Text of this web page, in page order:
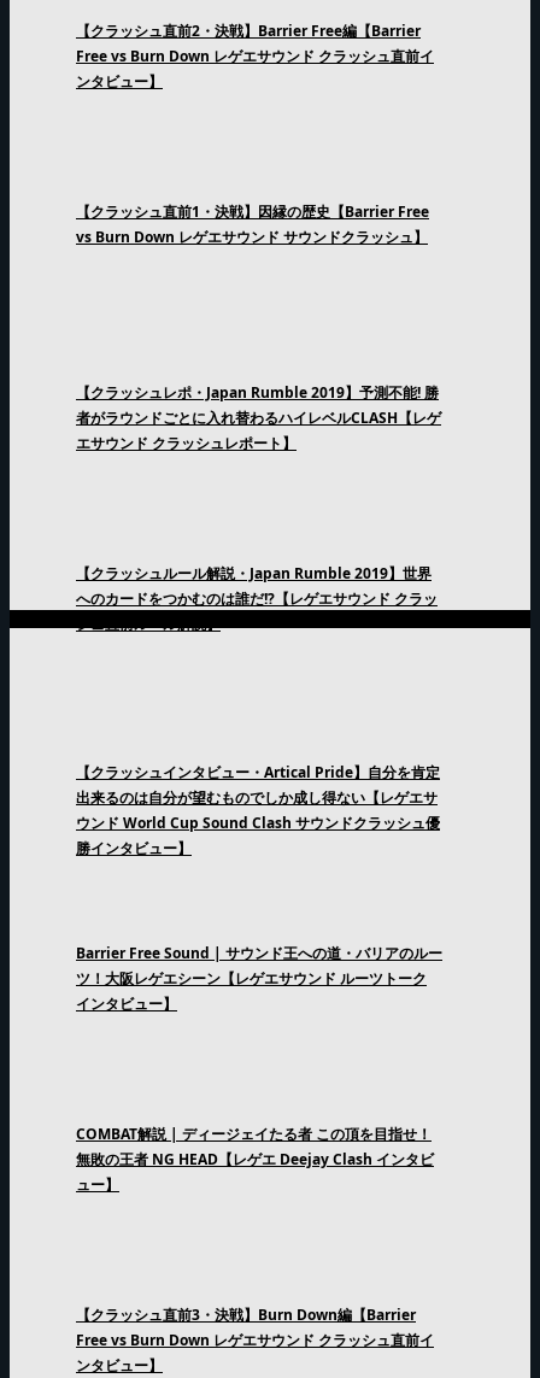
【クラッシュ直前2・決戦】Barrier Free編【Barrier
Free vs Burn Down レゲエサウンド クラッシュ直前イ
ンタビュー】
【クラッシュ直前1・決戦】因縁の歴史【Barrier Free
vs Burn Down レゲエサウンド サウンドクラッシュ】
【クラッシュレポ・Japan Rumble 2019】予測不能! 勝
者がラウンドごとに入れ替わるハイレベルCLASH【レゲ
エサウンド クラッシュレポート】
【クラッシュルール解説・Japan Rumble 2019】世界
へのカードをつかむのは誰だ!?【レゲエサウンド クラッ
シュ直前ルール解説】
【クラッシュインタビュー・Artical Pride】自分を肯定
出来るのは自分が望むものでしか成し得ない【レゲエサ
ウンド World Cup Sound Clash サウンドクラッシュ優
勝インタビュー】
Barrier Free Sound | サウンド王への道・バリアのルー
ツ！大阪レゲエシーン【レゲエサウンド ルーツトーク
インタビュー】
COMBAT解説 | ディージェイたる者 この頂を目指せ！
無敗の王者 NG HEAD【レゲエ Deejay Clash インタビ
ュー】
【クラッシュ直前3・決戦】Burn Down編【Barrier
Free vs Burn Down レゲエサウンド クラッシュ直前イ
ンタビュー】